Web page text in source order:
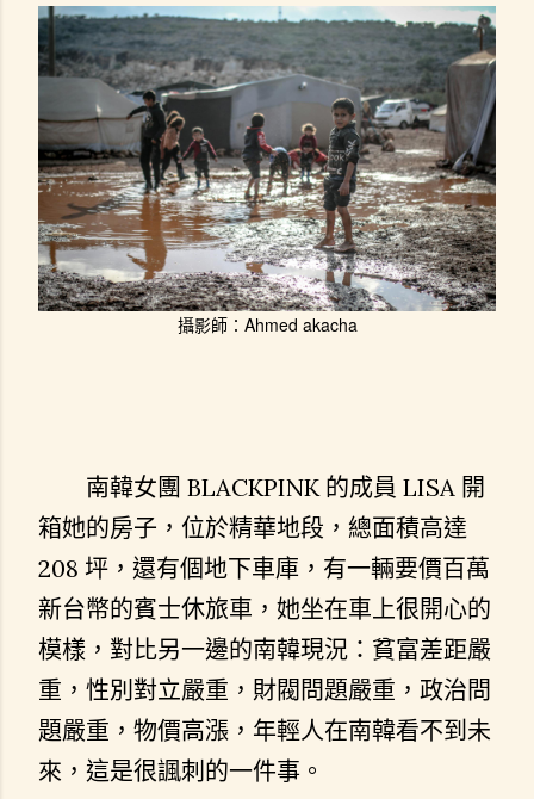
攝影師：Ahmed akacha
南韓女團 BLACKPINK 的成員 LISA 開
箱她的房子，位於精華地段，總面積高達
208 坪，還有個地下車庫，有一輛要價百萬
新台幣的賓士休旅車，她坐在車上很開心的
模樣，對比另一邊的南韓現況：貧富差距嚴
重，性別對立嚴重，財閥問題嚴重，政治問
題嚴重，物價高漲，年輕人在南韓看不到未
來，這是很諷刺的一件事。